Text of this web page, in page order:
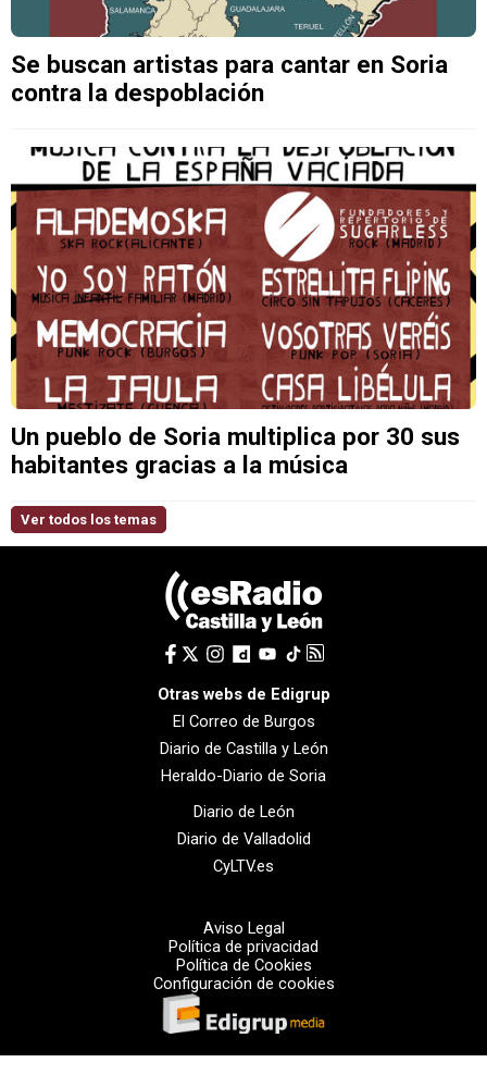
Se buscan artistas para cantar en Soria
contra la despoblación
Un pueblo de Soria multiplica por 30 sus
habitantes gracias a la música
Ver todos los temas
Otras webs de Edigrup
El Correo de Burgos
Diario de Castilla y León
Heraldo-Diario de Soria
Diario de León
Diario de Valladolid
CyLTV.es
Aviso Legal
Política de privacidad
Política de Cookies
Configuración de cookies